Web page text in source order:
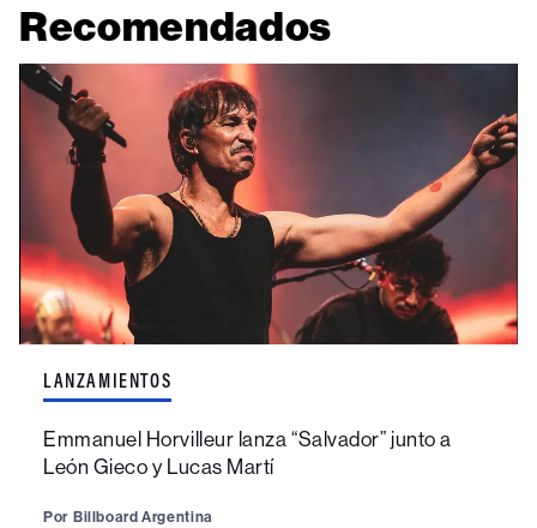
Recomendados
LANZAMIENTOS
Emmanuel Horvilleur lanza “Salvador” junto a
León Gieco y Lucas Martí
Por Billboard Argentina